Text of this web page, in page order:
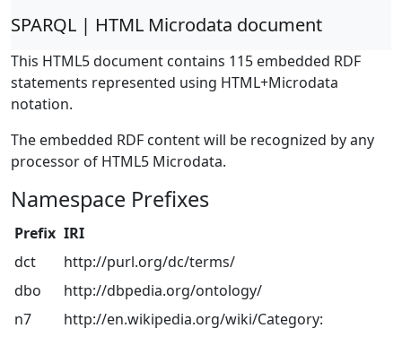
SPARQL | HTML Microdata document
This HTML5 document contains 115 embedded RDF
statements represented using HTML+Microdata
notation.
The embedded RDF content will be recognized by any
processor of HTML5 Microdata.
Namespace Prefixes
Prefix IRI
dct
http://purl.org/dc/terms/
dbo
http://dbpedia.org/ontology/
n7
http://en.wikipedia.org/wiki/Category: